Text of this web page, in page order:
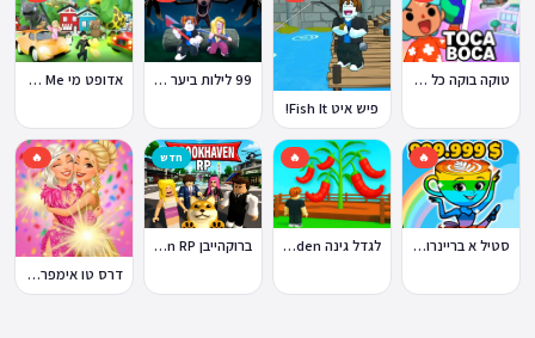
טוקה בוקה כל העולמות בחינם
פיש איט Fish It!
99 לילות ביער Nights in the Forest אדופט מי Adopt Me!
🔥
סטיל א בריינרוט Steal a Brainrot
🔥
לגדל גינה Grow a Garden
חדש
ברוקהייבן Brookhaven RP
🔥
דרס טו אימפרס Dress To Impress